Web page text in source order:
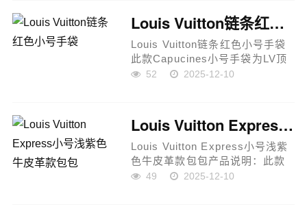
工艺Monogram 绒面皮革，...Louis Vuitton链条红色小号手袋
Louis Vuitton链条红色小号手袋
此款Capucines小号手袋为LV顶
级原单版本，选用奢华Taurillon
52 2025-12-10
Louis Vuitton Express小号浅紫色牛皮革款包包
Louis Vuitton Express小号浅紫
色牛皮革款包包产品说明：此款
Louis Vuitton Express小号手袋
49 2025-12-10